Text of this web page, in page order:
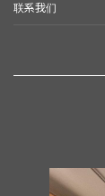
联系我们